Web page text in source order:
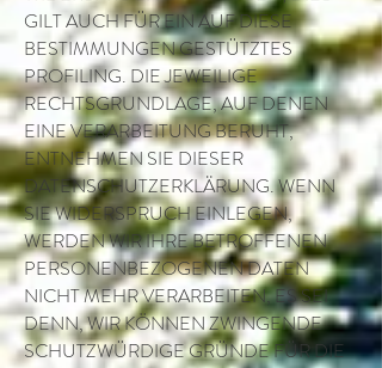
GILT AUCH FÜR EIN AUF DIESE
BESTIMMUNGEN GESTÜTZTES
PROFILING. DIE JEWEILIGE
RECHTSGRUNDLAGE, AUF DENEN
EINE VERARBEITUNG BERUHT,
ENTNEHMEN SIE DIESER
DATENSCHUTZERKLÄRUNG. WENN
SIE WIDERSPRUCH EINLEGEN,
WERDEN WIR IHRE BETROFFENEN
PERSONENBEZOGENEN DATEN
NICHT MEHR VERARBEITEN, ES SEI
DENN, WIR KÖNNEN ZWINGENDE
SCHUTZWÜRDIGE GRÜNDE FÜR DIE